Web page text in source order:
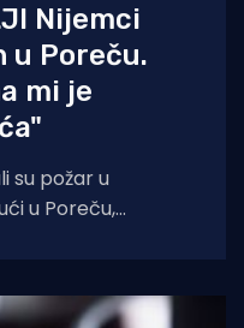
Nijemci
u Poreču.
mi je
su požar u
u Poreču,